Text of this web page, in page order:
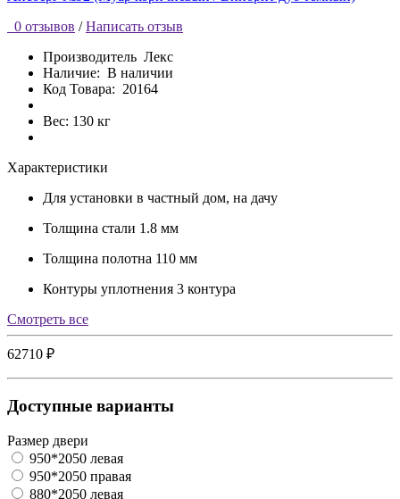
0 отзывов / Написать отзыв
Производитель Лекс
Наличие: В наличии
Код Товара: 20164
Вес: 130 кг
Характеристики
Для установки в частный дом, на дачу
Толщина стали 1.8 мм
Толщина полотна 110 мм
Контуры уплотнения 3 контура
Cмотреть все
62710 ₽
Доступные варианты
Размер двери
950*2050 левая
950*2050 правая
880*2050 левая